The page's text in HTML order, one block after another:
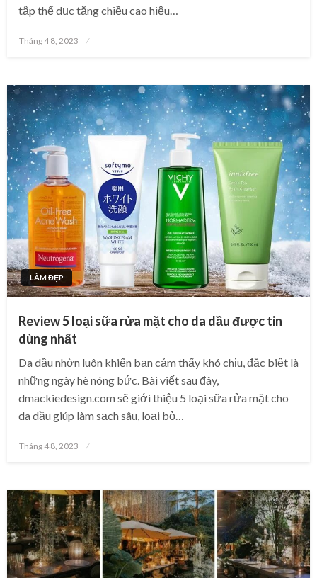
tập thể dục tăng chiều cao hiệu…
Posted
Tháng 4 8, 2023
LÀM ĐẸP
Review 5 loại sữa rửa mặt cho da dầu được tin
dùng nhất
Da dầu nhờn luôn khiến bạn cảm thấy khó chịu, đặc biệt là
những ngày hè nóng bức. Bài viết sau đây,
dmackiedesign.com sẽ giới thiệu 5 loại sữa rửa mặt cho
da dầu giúp làm sạch sâu, loại bỏ…
Posted
Tháng 4 8, 2023